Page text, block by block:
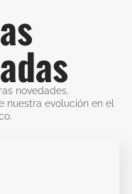
novedades.
nuestra evolución en el